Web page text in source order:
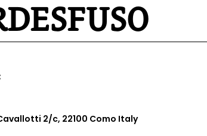
h2
2/c, 22100 Como Italy